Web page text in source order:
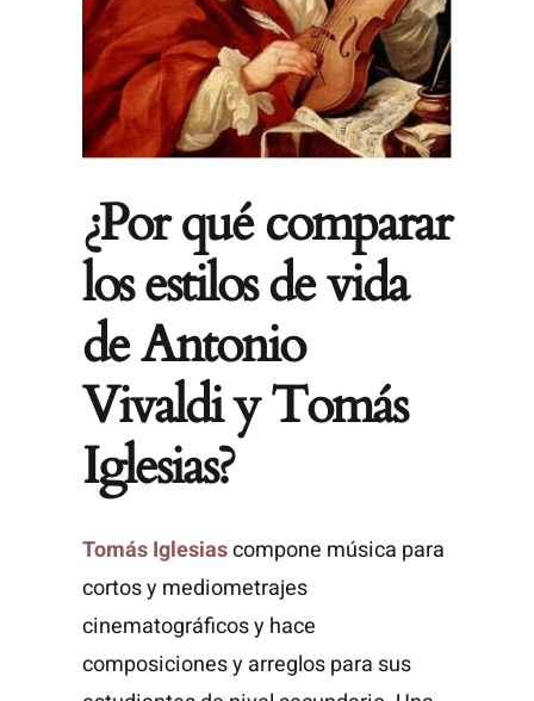
¿Por qué comparar
los estilos de vida
de Antonio
Vivaldi y Tomás
Iglesias?
Tomás Iglesiascompone música para
cortos y mediometrajes
cinematográficos y hace
composiciones y arreglos para sus